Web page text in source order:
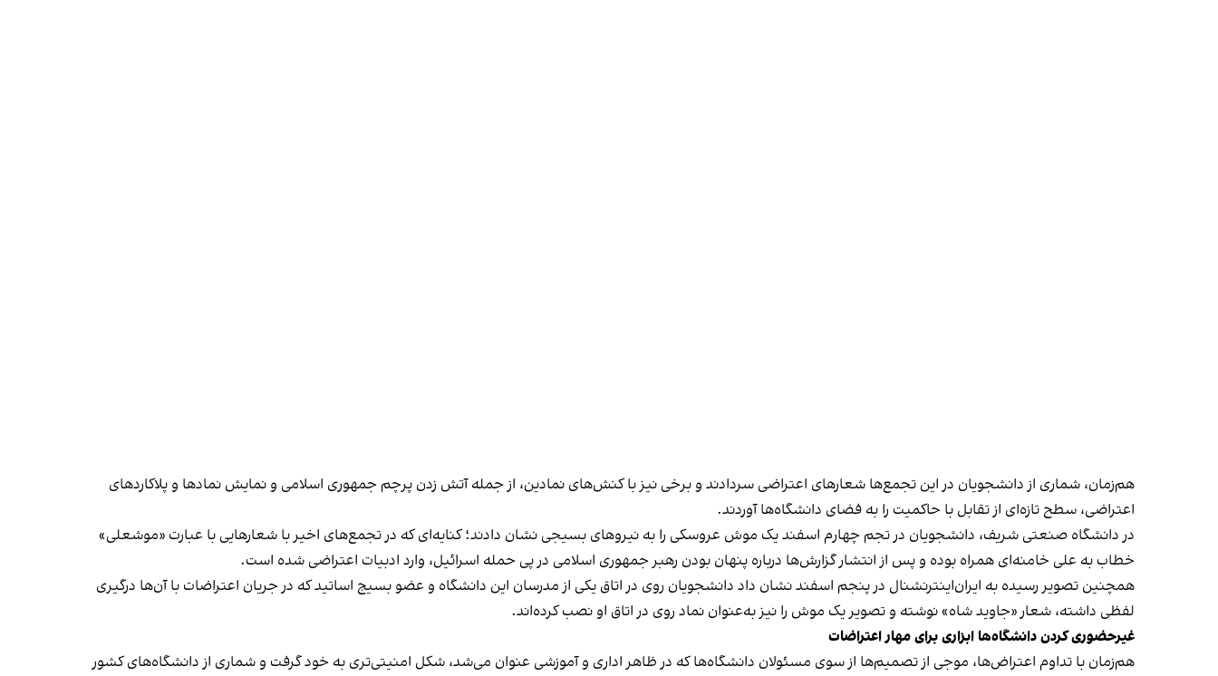
هم‌زمان، شماری از دانشجویان در این تجمع‌ها شعارهای اعتراضی سردادند و برخی نیز با کنش‌های نمادین، از جمله آتش زدن پرچم جمهوری اسلامی و نمایش نمادها و پلاکاردهای
اعتراضی، سطح تازه‌ای از تقابل با حاکمیت را به فضای دانشگاه‌ها آوردند.
در دانشگاه صنعتی شریف، دانشجویان در تجم چهارم اسفند یک موش عروسکی را به نیروهای بسیجی نشان دادند؛ کنایه‌ای که در تجمع‌های اخیر با شعارهایی با عبارت «‌موشعلی»
خطاب به علی خامنه‌‌ای همراه بوده و پس از انتشار گزارش‌ها درباره پنهان بودن رهبر جمهوری اسلامی در پی حمله اسرائیل، وارد ادبیات اعتراضی شده است.
همچنین تصویر رسیده به ایران‌اینترنشنال در پنجم اسفند نشان داد دانشجویان روی در اتاق یکی از مدرسان این دانشگاه و عضو بسیج اساتید که در جریان اعتراضات با آن‌ها درگیری
لفظی داشته، شعار «جاوید شاه» نوشته و تصویر یک موش را نیز به‌عنوان نماد روی در اتاق او نصب کرده‌اند.
غیرحضوری کردن دانشگاه‌ها ابزاری برای مهار اعتراضات
هم‌زمان با تداوم اعتراض‌ها، موجی از تصمیم‌ها از سوی مسئولان دانشگاه‌ها که در ظاهر اداری و آموزشی عنوان می‌شد، شکل امنیتی‌تری به خود گرفت و شماری از دانشگاه‌های کشور